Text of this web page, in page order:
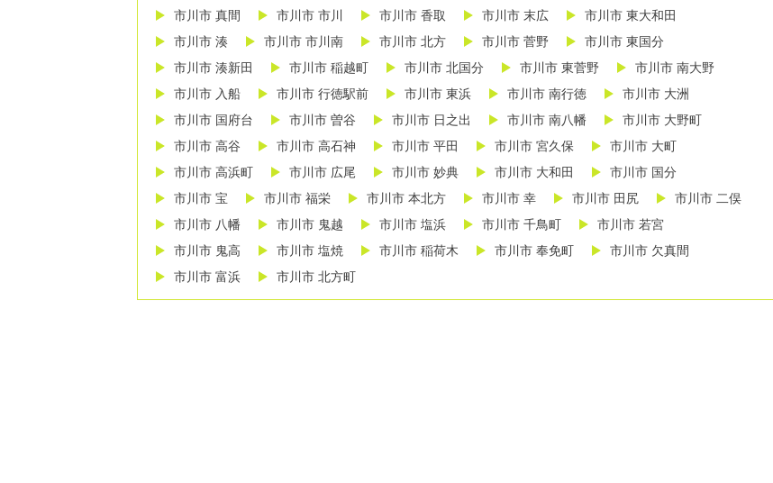
市川市 真間
市川市 市川 市川市 香取 市川市 末広
市川市 東大和田
市川市 湊
市川市 市川南 市川市 北方 市川市 菅野
市川市 東国分
市川市 湊新田
市川市 稲越町 市川市 北国分 市川市 東菅野
市川市 南大野
市川市 入船
市川市 行徳駅前 市川市 東浜 市川市 南行徳
市川市 大洲
市川市 国府台
市川市 曽谷 市川市 日之出 市川市 南八幡
市川市 大野町
市川市 高谷
市川市 高石神 市川市 平田 市川市 宮久保
市川市 大町
市川市 高浜町
市川市 広尾 市川市 妙典 市川市 大和田
市川市 国分
市川市 宝
市川市 福栄 市川市 本北方 市川市 幸 市川市 田尻
市川市 二俣
市川市 八幡
市川市 鬼越 市川市 塩浜 市川市 千鳥町
市川市 若宮
市川市 鬼高
市川市 塩焼 市川市 稲荷木 市川市 奉免町
市川市 欠真間
市川市 富浜
市川市 北方町